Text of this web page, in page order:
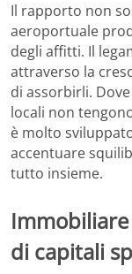
Il rapporto non
aeroportuale
degli affitti. Il
attraverso la
di assorbirli.
locali non
è molto
accentuare
tutto insieme.
di capitali